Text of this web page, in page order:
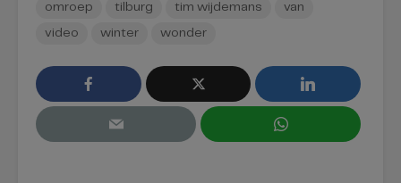
omroep tilburg tim wijdemans van
video winter wonder